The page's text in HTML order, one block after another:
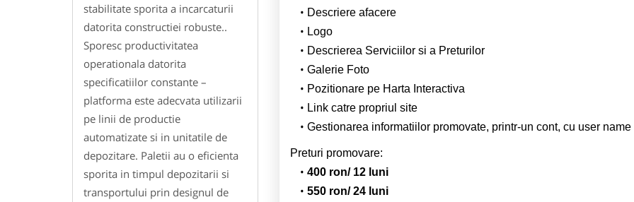
stabilitate sporita a incarcaturii
datorita constructiei robuste..
Sporesc productivitatea
operationala datorita
specificatiilor constante –
platforma este adecvata utilizarii
pe linii de productie
automatizate si in unitatile de
depozitare. Paletii au o eficienta
sporita in timpul depozitarii si
transportului prin designul de
Descriere afacere
Logo
Descrierea Serviciilor si a Preturilor
Galerie Foto
Pozitionare pe Harta Interactiva
Link catre propriul site
Gestionarea informatiilor promovate, printr-un cont, cu user
Preturi promovare:
400 ron/ 12 luni
550 ron/ 24 luni